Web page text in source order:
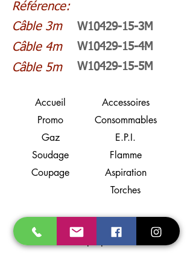
Référence:
Câble 3m
W10429-15-3M
Câble 4m W10429-15-4M
Câble 5m W10429-15-5M
Accueil
Promo
Gaz
Soudage
Coupage
Accessoires
Consommables
E.P.I.
Flamme
Aspiration
Torches
A propos